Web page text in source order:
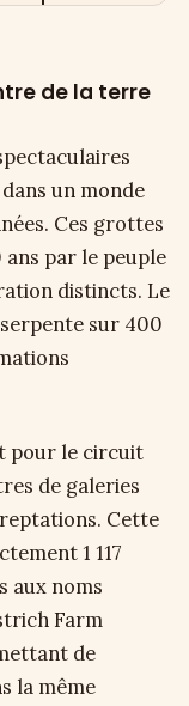
de la terre
un monde
Ces grottes
par le peuple
distincts. Le
sur 400
pour le circuit
de galeries
Cette
1 117
aux noms
Farm
de
la même